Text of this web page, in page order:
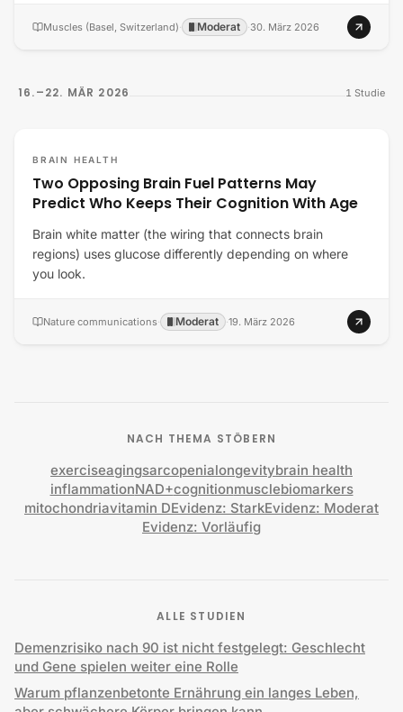
Muscles (Basel, Switzerland)· Moderat ·30. März 2026
16.–22. MÄR 2026 1 Studie
BRAIN HEALTH
Two Opposing Brain Fuel Patterns May
Predict Who Keeps Their Cognition With Age
Brain white matter (the wiring that connects brain
regions) uses glucose differently depending on where
you look.
Nature communications· Moderat ·19. März 2026
NACH THEMA STÖBERN
exerciseagingsarcopenialongevitybrain health
inflammationNAD+cognitionmusclebiomarkers
mitochondriavitamin DEvidenz: StarkEvidenz: Moderat
Evidenz: Vorläufig
ALLE STUDIEN
Demenzrisiko nach 90 ist nicht festgelegt: Geschlecht
und Gene spielen weiter eine Rolle
Warum pflanzenbetonte Ernährung ein langes Leben,